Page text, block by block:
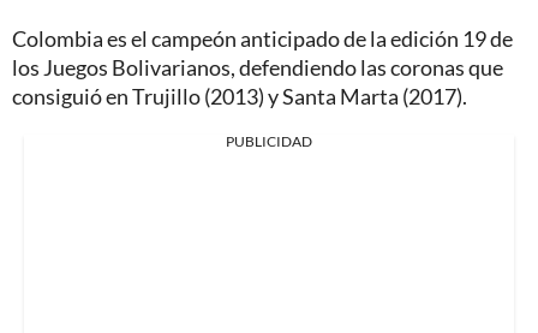
Colombia es el campeón anticipado de la edición 19 de
los Juegos Bolivarianos, defendiendo las coronas que
consiguió en Trujillo (2013) y Santa Marta (2017).
PUBLICIDAD